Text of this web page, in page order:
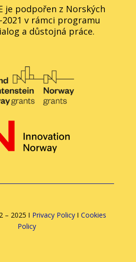
je podpořen z Norských
v rámci programu
a důstojná práce.
– 2025 ǀ Privacy Policyǀ Cookies
Policy